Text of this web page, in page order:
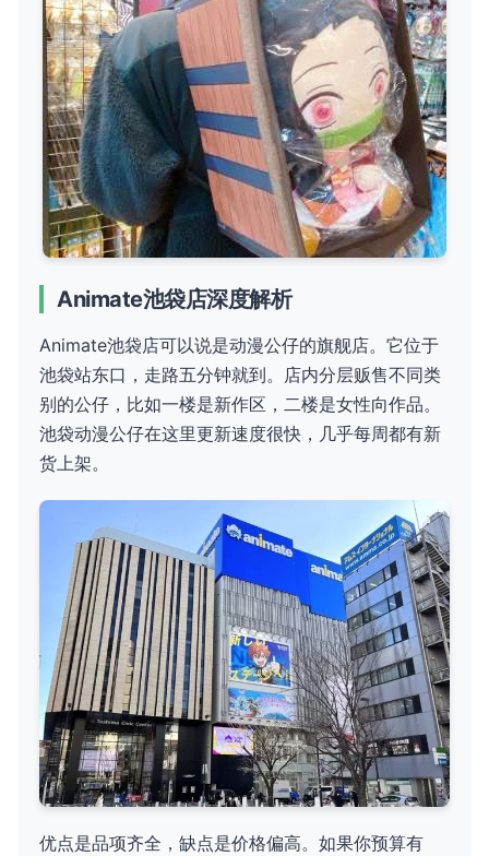
Animate池袋店深度解析
Animate池袋店可以说是动漫公仔的旗舰店。它位于
池袋站东口，走路五分钟就到。店内分层贩售不同类
别的公仔，比如一楼是新作区，二楼是女性向作品。
池袋动漫公仔在这里更新速度很快，几乎每周都有新
货上架。
优点是品项齐全，缺点是价格偏高。如果你预算有